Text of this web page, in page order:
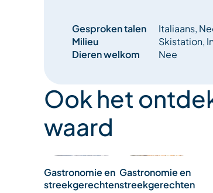
Gesproken talen
Italiaans,
Milieu
Skistation,
Dieren welkom
Nee
Ook het
waard
Gastronomie en
streekgerechten
Gastronomie en
streekgerechten